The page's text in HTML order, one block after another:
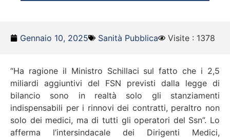
Gennaio 10, 2025 Sanità Pubblica Visite : 1378
“Ha ragione il Ministro Schillaci sul fatto che i 2,5
miliardi aggiuntivi del FSN previsti dalla legge di
bilancio sono in realtà solo gli stanziamenti
indispensabili per i rinnovi dei contratti, peraltro non
solo dei medici, ma di tutti gli operatori del Ssn”. Lo
afferma l’intersindacale dei Dirigenti Medici,